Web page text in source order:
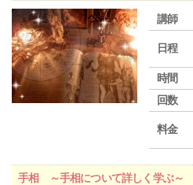
講師
日程
時間
回数
料金
手相 ～手相について詳しく学ぶ～